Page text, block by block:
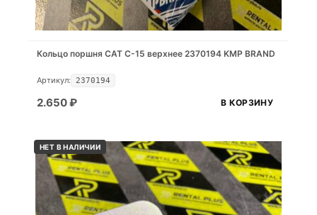
Кольцо поршня САТ С-15 верхнее 2370194 KMP BRAND
Артикул: 2370194
2.650₽ В КОРЗИНУ
НЕТ В НАЛИЧИИ